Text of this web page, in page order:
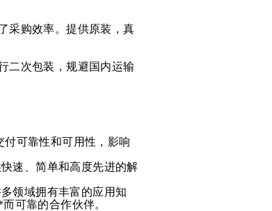
采购效率。提供原装，真
二次包装，规避国内运输
付可靠性和可用性 ， 影响
速、简单和高度先进的解
领域拥有丰富的应用知
可靠的合作伙伴。